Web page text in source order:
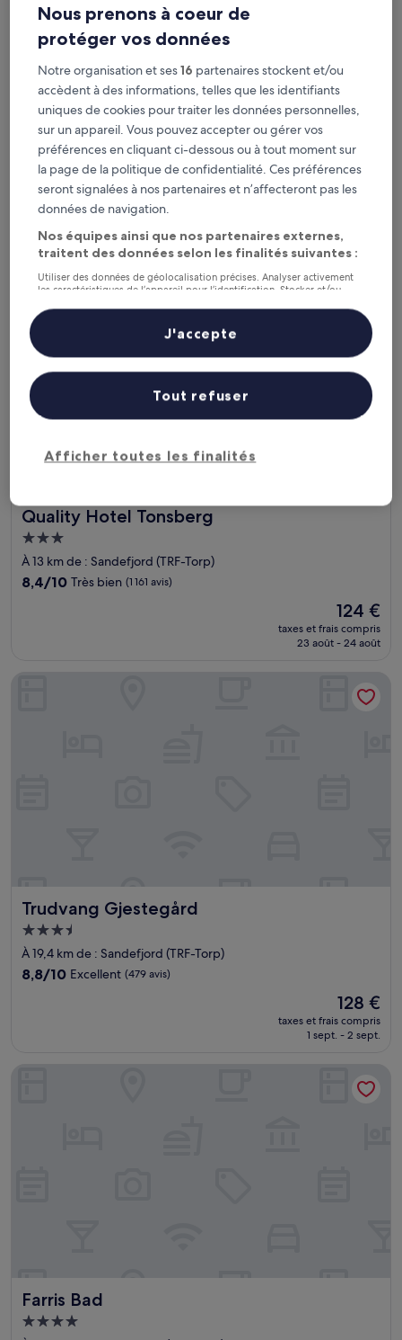
Thon Hotel Tønsberg Brygge
Thon Hotel Tønsberg Brygge
Hébergement
3.0 étoiles
À 13,1 km de : Sandefjord (TRF-Torp)
Merveilleux,
(779 avis)
9,0/10 Merveilleux (779 avis)
nouveau
prix
de
taxes et frais compris
6 sept. - 7 sept.
Quality Hotel Tonsberg
Quality Hotel Tonsberg
Hébergement
3.0 étoiles
À 13 km de : Sandefjord (TRF-Torp)
8.4
8,4/10 Très bien (1 161 avis)
Le
nouveau
prix
de
124 €
124 €
taxes et frais compris
23 août - 24 août
Quality Hotel Tonsberg
Trudvang Gjestegård
Trudvang Gjestegård
Hébergement
3.5 étoiles
À 19,4 km de : Sandefjord (TRF-Torp)
8.8
8,8/10 Excellent (479 avis)
Le
nouveau
prix
128 €
128 €
taxes et frais compris
1 sept. - 2 sept.
Farris Bad
Farris Bad
Hébergement
Farris Bad
Nous prenons à coeur de
protéger vos données
Notre organisation et ses16 partenaires stockent et/ou
accèdent à des informations, telles que les identifiants
uniques de cookies pour traiter les données personnelles,
sur un appareil. Vous pouvez accepter ou gérer vos
préférences en cliquant ci-dessous ou à tout moment sur
la page de la politique de confidentialité. Ces préférences
seront signalées à nos partenaires et n’affecteront pas les
données de navigation.
Nos équipes ainsi que nos partenaires externes,
traitent des données selon les finalités suivantes :
Utiliser des données de géolocalisation précises. Analyser activement
les caractéristiques de l’appareil pour l’identification. Stocker et/ou
personnalisés, mesure de performance des publicités et du contenu,
études d’audience et développement de services.
Liste de nos partenaires (fournisseurs)
Afficher toutes les finalités
Tout refuser
J'accepte